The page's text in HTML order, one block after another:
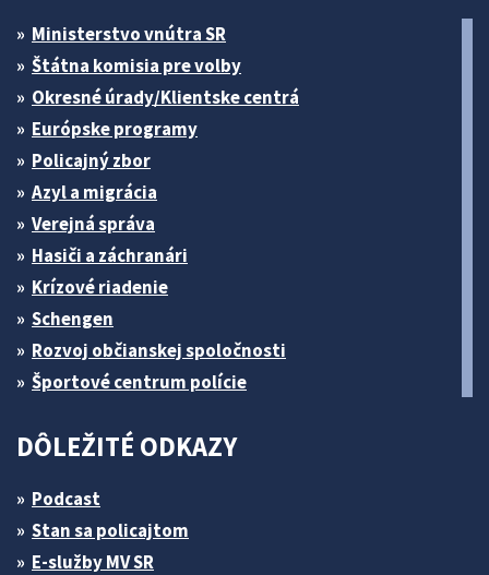
Ministerstvo vnútra SR
Štátna komisia pre volby
Okresné úrady/Klientske centrá
Európske programy
Policajný zbor
Azyl a migrácia
Verejná správa
Hasiči a záchranári
Krízové riadenie
Schengen
Rozvoj občianskej spoločnosti
Športové centrum polície
DÔLEŽITÉ ODKAZY
Podcast
Stan sa policajtom
E-služby MV SR